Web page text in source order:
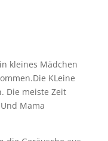
kleines Mädchen
KLeine
Die meiste Zeit
Mama